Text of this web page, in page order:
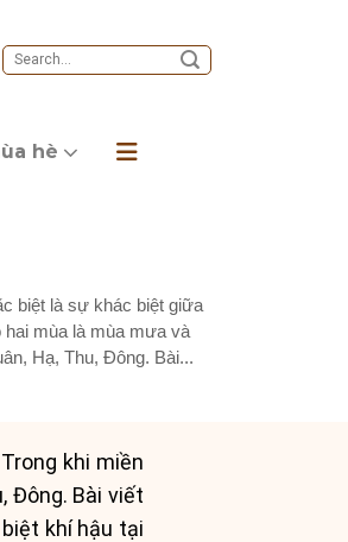
hè
biệt là sự khác biệt giữa
mùa là mùa mưa và
Hạ, Thu, Đông. Bài...
khi miền
Đông. Bài viết
khí hậu tại